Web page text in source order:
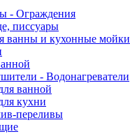
- Ограждения
писсуары
ванны и кухонные мойки
- Водонагреватели
ванной
кухни
переливы